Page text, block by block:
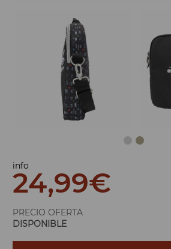
info
24,99€
PRECIO OFERTA
DISPONIBLE